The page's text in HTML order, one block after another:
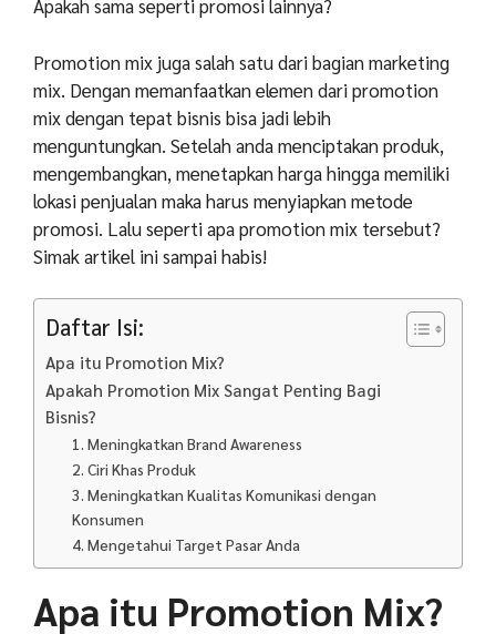
Apakah sama seperti promosi lainnya?
Promotion mix juga salah satu dari bagian marketing
mix. Dengan memanfaatkan elemen dari promotion
mix dengan tepat bisnis bisa jadi lebih
menguntungkan. Setelah anda menciptakan produk,
mengembangkan, menetapkan harga hingga memiliki
lokasi penjualan maka harus menyiapkan metode
promosi. Lalu seperti apa promotion mix tersebut?
Simak artikel ini sampai habis!
Daftar Isi:
Apa itu Promotion Mix?
Apakah Promotion Mix Sangat Penting Bagi
Bisnis?
1. Meningkatkan Brand Awareness
2. Ciri Khas Produk
3. Meningkatkan Kualitas Komunikasi dengan
Konsumen
4. Mengetahui Target Pasar Anda
Apa itu Promotion Mix?